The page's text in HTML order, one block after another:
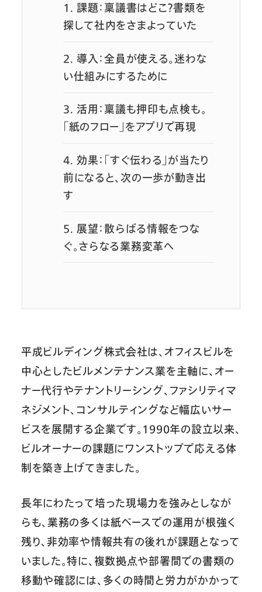
1.課題：稟議書はどこ？書類を
探して社内をさまよっていた
2. 導入：全員が使える。迷わな
い仕組みにするために
3. 活用：稟議も押印も点検も。
「紙のフロー」をアプリで再現
4.効果：「すぐ伝わる」が当たり
前になると、次の一歩が動き出
す
5. 展望：散らばる情報をつな
ぐ。さらなる業務変革へ
平成ビルディング株式会社は、オフィスビルを
中心としたビルメンテナンス業を主軸に、オー
ナー代行やテナントリーシング、ファシリティマ
ネジメント、コンサルティングなど幅広いサー
ビスを展開する企業です。1990年の設立以来、
ビルオーナーの課題にワンストップで応える体
制を築き上げてきました。
長年にわたって培った現場力を強みとしなが
らも、業務の多くは紙ベースでの運用が根強く
残り、非効率や情報共有の後れが課題となって
いました。特に、複数拠点や部署間での書類の
移動や確認には、多くの時間と労力がかかって